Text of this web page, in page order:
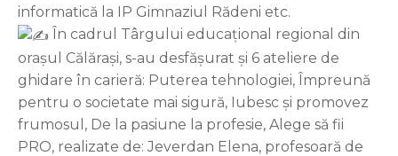
informatică la IP Gimnaziul Rădeni etc.
În cadrul Târgului educațional regional din
orașul Călărași, s-au desfășurat și 6 ateliere de
ghidare în carieră: Puterea tehnologiei, Împreună
pentru o societate mai sigură, Iubesc și promovez
frumosul, De la pasiune la profesie, Alege să fii
PRO, realizate de: Jeverdan Elena, profesoară de